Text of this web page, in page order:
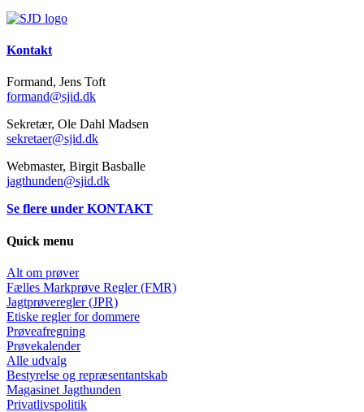
Kontakt
Formand, Jens Toft
formand@sjid.dk
Sekretær, Ole Dahl Madsen
sekretaer@sjid.dk
Webmaster, Birgit Basballe
jagthunden@sjid.dk
Se flere under KONTAKT
Quick menu
Alt om prøver
Fælles Markprøve Regler (FMR)
Jagtprøveregler (JPR)
Etiske regler for dommere
Prøveafregning
Prøvekalender
Alle udvalg
Bestyrelse og repræsentantskab
Magasinet Jagthunden
Privatlivspolitik